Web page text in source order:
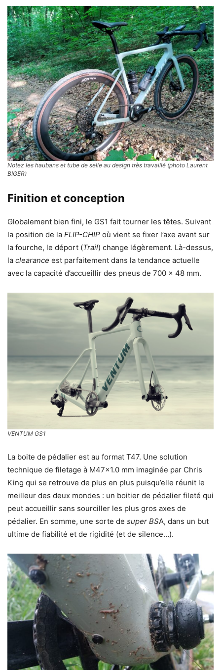
Notez les haubans et tube de selle au design très travaillé (photo Laurent
BIGER)
Finition et conception
Globalement bien fini, le GS1 fait tourner les têtes. Suivant
la position de la FLIP-CHIP où vient se fixer l’axe avant sur
la fourche, le déport (Trail) change légèrement. Là-dessus,
la clearance est parfaitement dans la tendance actuelle
avec la capacité d’accueillir des pneus de 700 x 48 mm.
VENTUM GS1
La boite de pédalier est au format T47. Une solution
technique de filetage à M47x1.0 mm imaginée par Chris
King qui se retrouve de plus en plus puisqu’elle réunit le
meilleur des deux mondes : un boitier de pédalier fileté qui
peut accueillir sans sourciller les plus gros axes de
pédalier. En somme, une sorte de super BSA, dans un but
ultime de fiabilité et de rigidité (et de silence…).